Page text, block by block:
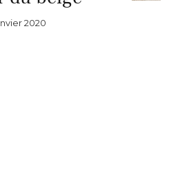
2020